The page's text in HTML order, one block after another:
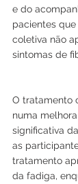
e do
pacientes
coletiva não
sintomas de
O tratamento
numa
significativa
as
tratamento
da fadiga,